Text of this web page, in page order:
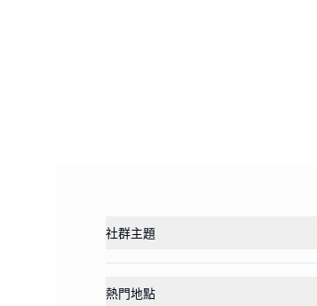
社群主題
熱門地點